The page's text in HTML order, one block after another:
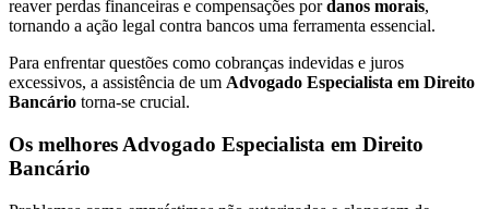
reaver perdas financeiras e compensações pordanos morais,
tornando a ação legal contra bancos uma ferramenta essencial.
Para enfrentar questões como cobranças indevidas e juros
excessivos, a assistência de um Advogado Especialista em Direito
Bancário torna-se crucial.
Os melhores Advogado Especialista em Direito
Bancário